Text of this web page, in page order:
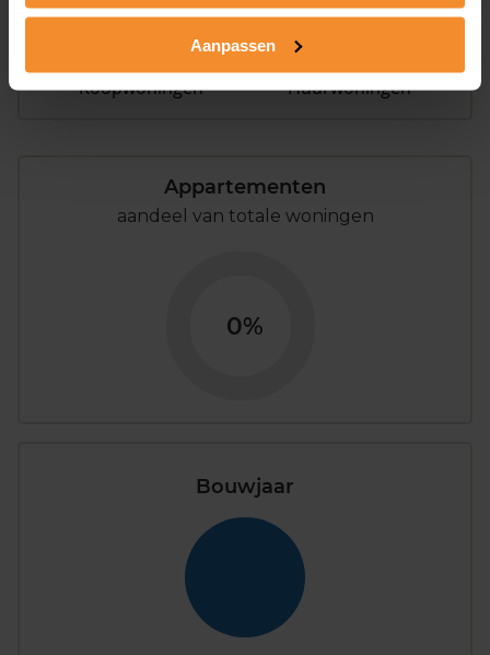
Aanpassen
Koopwoningen
Huurwoningen
Appartementen
aandeel van totale woningen
0%
Bouwjaar